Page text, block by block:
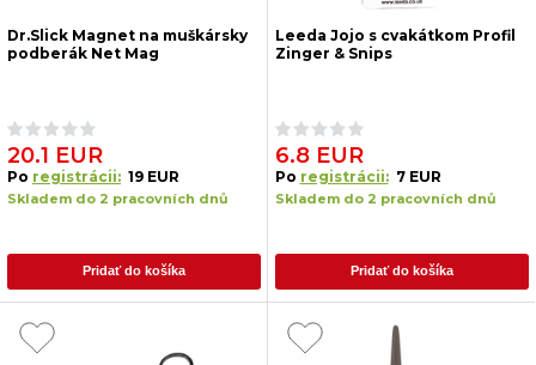
Dr.Slick Magnet na muškársky
podberák Net Mag
20.1 EUR
Po registrácii: 19 EUR
Skladem do 2 pracovních dnů
Pridať do košíka
Leeda Jojo s cvakátkom Profil
Zinger & Snips
6.8 EUR
Po registrácii: 7 EUR
Skladem do 2 pracovních dnů
Pridať do košíka